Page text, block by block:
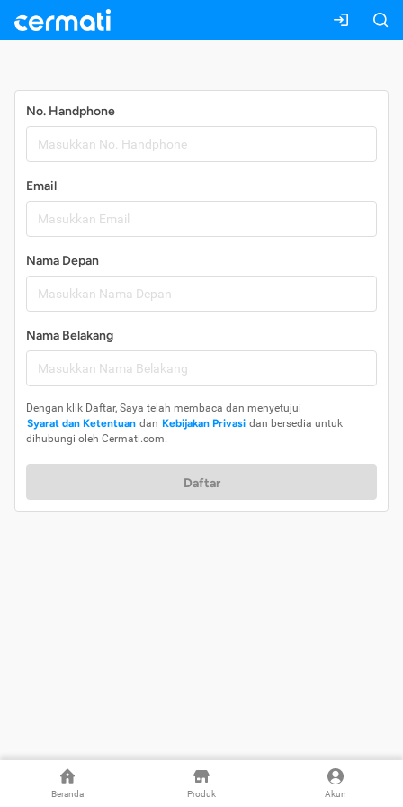
Beranda Produk Akun
No. Handphone
Email
Nama Depan
Nama Belakang
Dengan klik Daftar, Saya telah membaca dan menyetujui
Syarat dan Ketentuan dan Kebijakan Privasi dan bersedia untuk
dihubungi oleh Cermati.com.
Daftar